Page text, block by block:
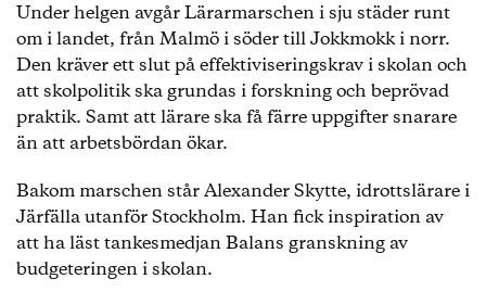
Under helgen avgår Lärarmarschen i sju städer runt
om i landet, från Malmö i söder till Jokkmokk i norr.
Den kräver ett slut på effektiviseringskrav i skolan och
att skolpolitik ska grundas i forskning och beprövad
praktik. Samt att lärare ska få färre uppgifter snarare
än att arbetsbördan ökar.
Bakom marschen står Alexander Skytte, idrottslärare i
Järfälla utanför Stockholm. Han fick inspiration av
att ha läst tankesmedjan Balans granskning av
budgeteringen i skolan.